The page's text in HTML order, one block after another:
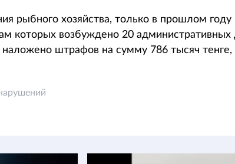
рыбного хозяйства, только в прошлом
которых возбуждено 20
штрафов на сумму 786 тысяч